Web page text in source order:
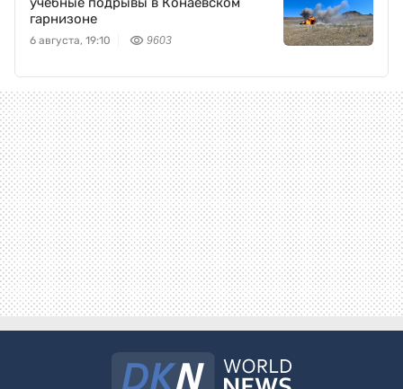
гарнизоне
6 августа, 19:10 9603